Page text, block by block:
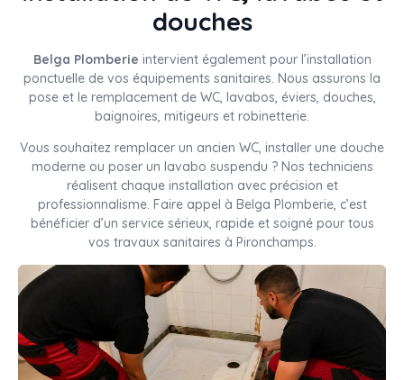
douches
Belga Plomberie intervient également pour l’installation
ponctuelle de vos équipements sanitaires. Nous assurons la
pose et le remplacement de WC, lavabos, éviers, douches,
baignoires, mitigeurs et robinetterie.
Vous souhaitez remplacer un ancien WC, installer une douche
moderne ou poser un lavabo suspendu ? Nos techniciens
réalisent chaque installation avec précision et
professionnalisme. Faire appel à Belga Plomberie, c’est
bénéficier d’un service sérieux, rapide et soigné pour tous
vos travaux sanitaires à Pironchamps.